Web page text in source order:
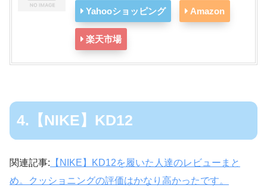
Yahooショッピング Amazon
楽天市場
4.【NIKE】KD12
関連記事: 【NIKE】KD12を履いた人達のレビューまと
め。クッショニングの評価はかなり高かったです。